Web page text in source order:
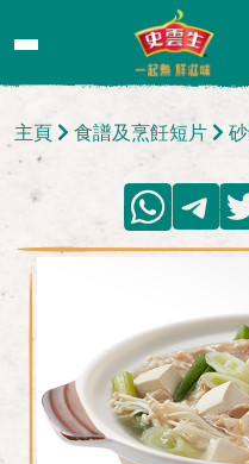
主頁 食譜及烹飪短片